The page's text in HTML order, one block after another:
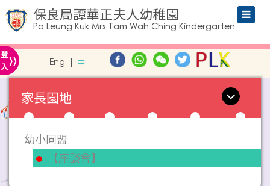
保良局譚華正夫人幼稚園
Po Leung Kuk Mrs Tam Wah Ching Kindergarten
登
入» Eng 中
家長園地
幼小同盟
【座談會】